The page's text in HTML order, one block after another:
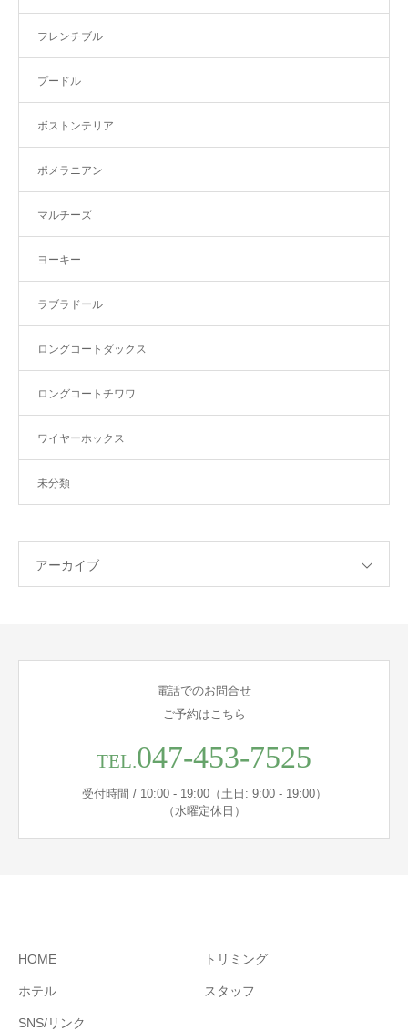
フレンチブル
プードル
ボストンテリア
ポメラニアン
マルチーズ
ヨーキー
ラブラドール
ロングコートダックス
ロングコートチワワ
ワイヤーホックス
未分類
アーカイブ
電話でのお問合せ
ご予約はこちら
TEL.047-453-7525
受付時間 / 10:00 - 19:00（土日: 9:00 - 19:00）
（水曜定休日）
HOME トリミング
ホテル スタッフ
SNS/リンク